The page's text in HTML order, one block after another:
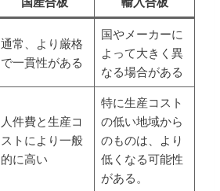
通常、より厳格
で一貫性がある
国やメーカーに
よって大きく異
なる場合がある
人件費と生産コ
ストにより一般
的に高い
特に生産コスト
の低い地域から
のものは、より
低くなる可能性
がある。